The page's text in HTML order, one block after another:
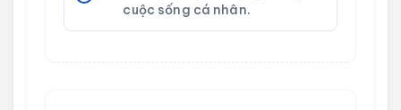
cuộc sống cá nhân.